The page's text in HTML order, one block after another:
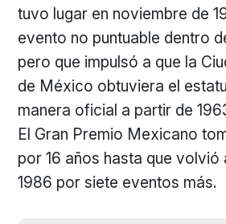
tuvo lugar en noviembre de
evento no puntuable dentro
pero que impulsó a que la
de México obtuviera el
manera oficial a partir de
El Gran Premio Mexicano
por 16 años hasta que volvió
1986 por siete eventos más.